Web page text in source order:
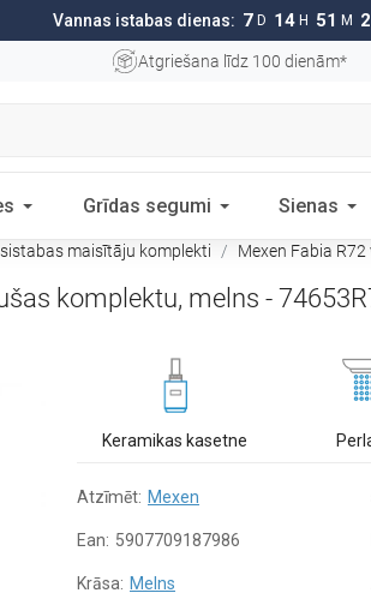
Vannas istabas dienas: 7 D 14 H 51 M
Atgriešana līdz 100 dienām*
Grīdas segumi Sienas
maisītāju komplekti Mexen Fabia
komplektu, melns -
Keramikas kasetne
Atzīmēt: Mexen
Ean: 5907709187986
Krāsa: Melns